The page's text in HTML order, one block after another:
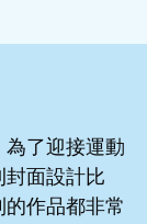
為了迎接運動
面設計比
作品都非常